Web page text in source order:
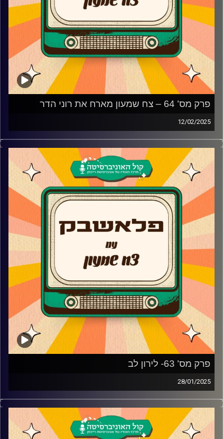
פרק מס' 64 – צח שמעון מארח את רוני הדר
12/02/2025
רוני הדר מגיעה לאולפן פלאשבק!
השחקנית והתסריטאית מגיעה לאולפן פלאשבק ומספרת איך
הגיע האודישן לעונה השלישית והאחרונה של האי, איך התגובות
על התפקיד באי מתקשרות לפוליטיקה, החיים הפוליטיים, איזה
רגע בקריירה היא הכי גאה בו ומה זה מבחינתה שחקן?
קרדיט תמונות:AudioVersity
פרק מס' 63- לירון לב
28/01/2025
לירון לב מגיע לאולפן פלאשבק!
הזמר שפרץ לחיינו בכוכב נולד מגיע לאולפן ומספר איך החליט
להגיע לאודישנים של התכנית הכי נצפית בטלוויזיה, איך בכלל